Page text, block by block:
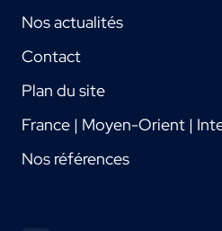
Nos actualités
Contact
Plan du site
France | Moyen-Orient |
Nos références